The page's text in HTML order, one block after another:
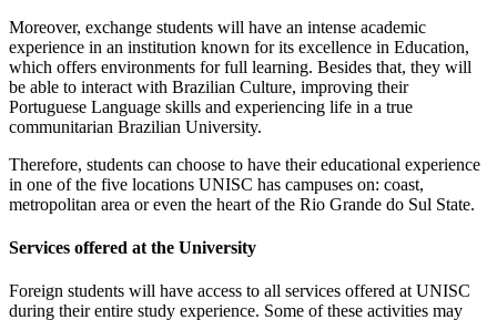
Moreover, exchange students will have an intense academic
experience in an institution known for its excellence in Education,
which offers environments for full learning. Besides that, they will
be able to interact with Brazilian Culture, improving their
Portuguese Language skills and experiencing life in a true
communitarian Brazilian University.
Therefore, students can choose to have their educational experience
in one of the five locations UNISC has campuses on: coast,
metropolitan area or even the heart of the Rio Grande do Sul State.
Services offered at the University
Foreign students will have access to all services offered at UNISC
during their entire study experience. Some of these activities may